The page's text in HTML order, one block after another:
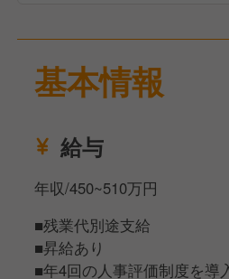
月3万円まで家賃を補助して
いても、晩杯屋で働いてほし
り、上位店舗には賞金や特別
ます。単なる作業にならない
を出せる環境づくりを大切に
【あなたの飲食キャリアをサ
いか」を大切にしています。
メニュー開発をもっとしてみ
お店で働いていたい、マネジ
い——どんな想いも尊重しま
その中で当社は店長・統括・
など、あなたのやりたいに合
スを用意しています。
基本情報
給与
年収/450~510万円
■残業代別途支給
■昇給あり
■年4回の人事評価制度を導